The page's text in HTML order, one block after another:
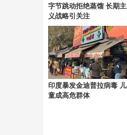
字节跳动拒绝蒸馏 长期主
义战略引关注
印度暴发金迪普拉病毒 儿
童成高危群体